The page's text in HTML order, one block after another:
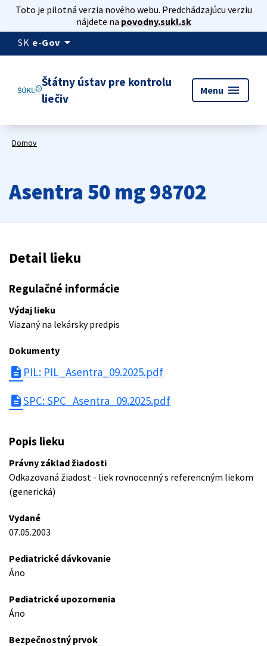
Toto je pilotná verzia nového webu. Predchádzajúcu verziu
nájdete na povodny.sukl.sk
SK e-Gov arrow_drop_down
Štátny ústav pre kontrolu
liečiv
Menu menu
Domov
Asentra 50 mg 98702
Detail lieku
Regulačné informácie
Výdaj lieku
Viazaný na lekársky predpis
Dokumenty
description PIL: PIL_Asentra_09.2025.pdf
descriptionSPC: SPC_Asentra_09.2025.pdf
Popis lieku
Právny základ žiadosti
Odkazovaná žiadost - liek rovnocenný s referencným liekom
(generická)
Vydané
07.05.2003
Pediatrické dávkovanie
Áno
Pediatrické upozornenia
Áno
Bezpečnostný prvok